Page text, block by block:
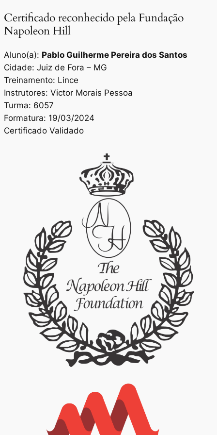
Certificado reconhecido pela Fundação
Napoleon Hill
Aluno(a): Pablo Guilherme Pereira dos Santos
Cidade: Juiz de Fora – MG
Treinamento: Lince
Instrutores: Victor Morais Pessoa
Turma: 6057
Formatura: 19/03/2024
Certificado Validado